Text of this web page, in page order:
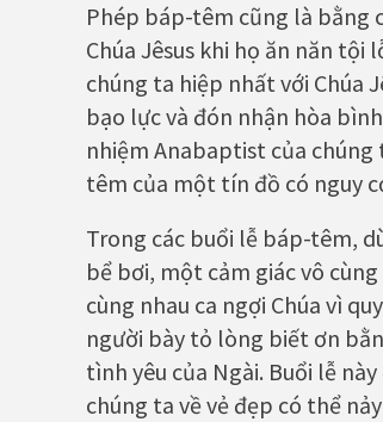
Phép báp-têm cũng là bằng
Chúa Jêsus khi họ ăn năn
chúng ta hiệp nhất với Chúa
bạo lực và đón nhận hòa
nhiệm Anabaptist của
têm của một tín đồ có nguy
Trong các buổi lễ báp-têm,
bể bơi, một cảm giác vô
cùng nhau ca ngợi Chúa vì
người bày tỏ lòng biết ơn
tình yêu của Ngài. Buổi lễ
chúng ta về vẻ đẹp có thể